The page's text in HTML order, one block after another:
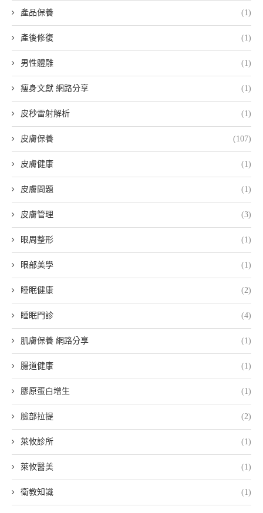
產品保養 (1)
產後修復 (1)
男性體雕 (1)
瘦身文獻 網路分享 (1)
皮秒雷射解析 (1)
皮膚保養 (107)
皮膚健康 (1)
皮膚問題 (1)
皮膚管理 (3)
眼周整形 (1)
眼部美學 (1)
睡眠健康 (2)
睡眠門診 (4)
肌膚保養 網路分享 (1)
腸道健康 (1)
膠原蛋白增生 (1)
臉部拉提 (2)
萊攸診所 (1)
萊攸醫美 (1)
衛教知識 (1)